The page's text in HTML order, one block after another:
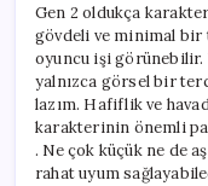
Gen 2 oldukça
gövdeli ve minimal bir
oyuncu işi görünebilir.
yalnızca görsel bir
lazım. Hafiflik ve
karakterinin önemli
. Ne çok küçük ne de
rahat uyum